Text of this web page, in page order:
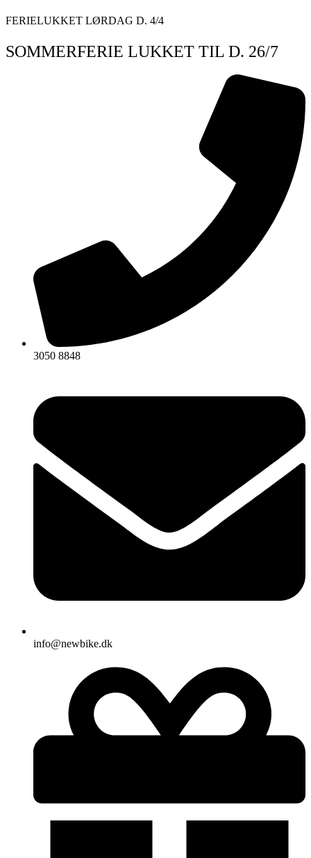
Videre
indhold
FERIELUKKET LØRDAG D. 4/4
SOMMERFERIE LUKKET TIL D. 26/7
3050 8848
info@newbike.dk